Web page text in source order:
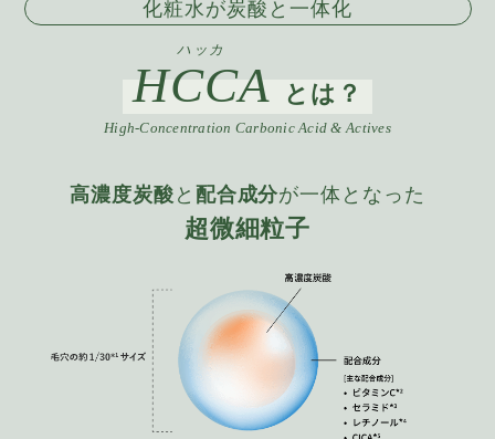
化粧水が炭酸と一体化
HCCA
ハッカ
とは？
High-Concentration Carbonic Acid & Actives
高濃度炭酸 と 配合成分が一体となった
超微細粒子